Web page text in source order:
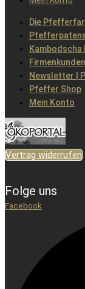
Die
Kambodscha
Newsletter |
Pfeffer Shop
Mein Konto
Vertrag widerrufen
Folge uns
Facebook